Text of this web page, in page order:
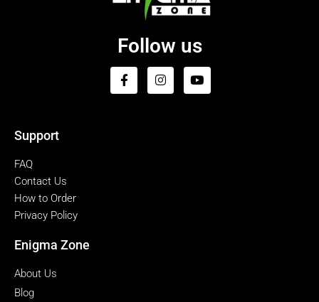
Follow us
Support
FAQ
Contact Us
How to Order
Privacy Policy
Enigma Zone
About Us
Blog